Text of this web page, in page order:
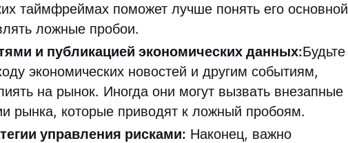
таймфреймах поможет лучше понять его основной
ложные пробои.
и публикацией экономических данных:Будьте
экономических новостей и другим событиям,
на рынок. Иногда они могут вызвать внезапные
рынка, которые приводят к ложный пробоям.
управления рисками: Наконец, важно